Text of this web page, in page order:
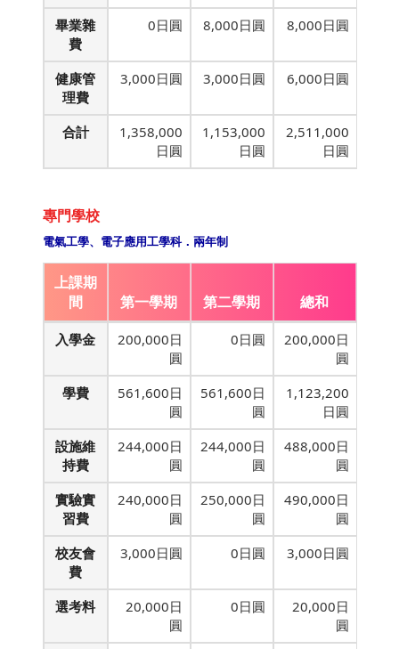
畢業雜
費
0日圓 8,000日圓 8,000日圓
健康管
理費
3,000日圓 3,000日圓 6,000日圓
合計
1,358,000
日圓
1,153,000
日圓
2,511,000
日圓
專門學校
電氣工學、電子應用工學科．兩年制
上課期
間
第一學期 第二學期 總和
入學金
200,000日
圓
0日圓
200,000日
圓
學費
561,600日
圓
561,600日
圓
1,123,200
日圓
設施維
持費
244,000日
圓
244,000日
圓
488,000日
圓
實驗實
習費
240,000日
圓
250,000日
圓
490,000日
圓
校友會
費
3,000日圓 0日圓 3,000日圓
選考料
20,000日
圓
0日圓
20,000日
圓